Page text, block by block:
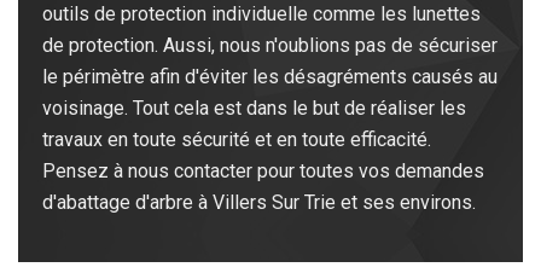
outils de protection individuelle comme les lunettes
de protection. Aussi, nous n'oublions pas de sécuriser
le périmètre afin d'éviter les désagréments causés au
voisinage. Tout cela est dans le but de réaliser les
travaux en toute sécurité et en toute efficacité.
Pensez à nous contacter pour toutes vos demandes
d'abattage d'arbre à Villers Sur Trie et ses environs.